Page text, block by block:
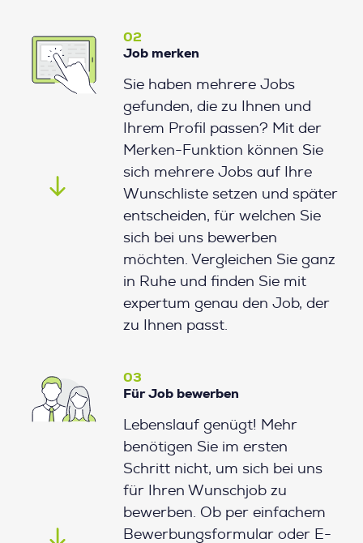
02
Job merken
Sie haben mehrere Jobs
gefunden, die zu Ihnen und
Ihrem Profil passen? Mit der
Merken-Funktion können Sie
sich mehrere Jobs auf Ihre
Wunschliste setzen und später
entscheiden, für welchen Sie
sich bei uns bewerben
möchten. Vergleichen Sie ganz
in Ruhe und finden Sie mit
expertum genau den Job, der
zu Ihnen passt.
03
Für Job bewerben
Lebenslauf genügt! Mehr
benötigen Sie im ersten
Schritt nicht, um sich bei uns
für Ihren Wunschjob zu
bewerben. Ob per einfachem
Bewerbungsformular oder E-